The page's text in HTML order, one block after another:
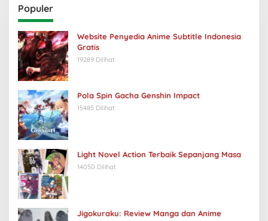
Populer
Website Penyedia Anime Subtitle Indonesia
Gratis
19289 Dilihat
Pola Spin Gacha Genshin Impact
15485 Dilihat
Light Novel Action Terbaik Sepanjang Masa
14050 Dilihat
Jigokuraku: Review Manga dan Anime